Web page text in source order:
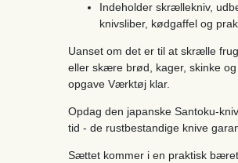
Indeholder skrællekniv,
knivsliber, kødgaffel og
Uanset om det er til at skrælle
eller skære brød, kager, skinke
opgave Værktøj klar.
Opdag den japanske Santoku-
tid - de rustbestandige knive
Sættet kommer i en praktisk